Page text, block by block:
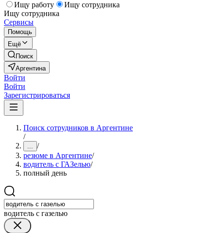
Ищу работу
Ищу сотрудника
Ищу сотрудника
Сервисы
Помощь
Ещё
Поиск
Аргентина
Войти
Войти
Зарегистрироваться
Поиск сотрудников в Аргентине
/
... /
резюме в Аргентине/
водитель с ГАЗелью/
полный день
водитель с газелью